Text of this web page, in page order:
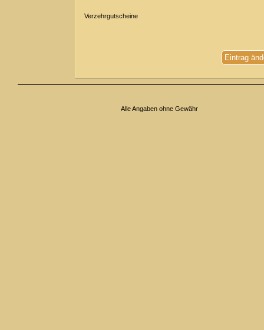
Verzehrgutscheine
Eintrag
Alle Angaben ohne Gewähr